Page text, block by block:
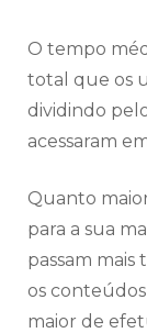
O tempo
total que os
dividindo
acessaram
Quanto
para a sua
passam
os
maior de